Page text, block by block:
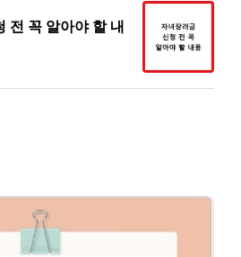
전 꼭 알아야 할 내